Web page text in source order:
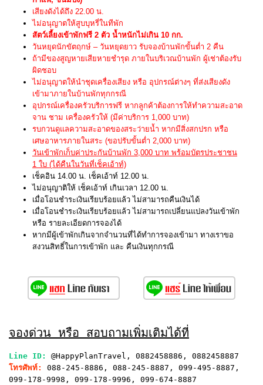
เสียงดังได้ถึง 22.00 น.
ไม่อนุญาตให้สูบบุหรี่ในทีพัก
สัตว์เลี้ยงเข้าพักฟรี 2 ตัว น้ำหนักไม่เกิน 10 กก.
วันหยุดนักขัตฤกษ์ – วันหยุดยาว รับจองบ้านพักขั้นต่ำ 2 คืน
ถ้ามีของสูญหายเสียหายชำรุด ภายในบริเวณบ้านพัก ผู้เช่าต้องรับ
ผิดชอบ
ไม่อนุญาตให้นำชุดเครื่องเสียง หรือ อุปกรณ์ต่างๆ ที่ส่งเสียงดัง
เข้ามาภายในบ้านพักทุกกรณี
อุปกรณ์เครื่องครัวบริการฟรี หากลูกค้าต้องการให้ทำความสะอาด
จาน ชาม เครื่องครัวให้ (มีค่าบริการ 1,000 บาท)
รบกวนดูแลความสะอาดของสระว่ายน้ำ หากมีสิ่งสกปรก หรือ
เศษอาหารภายในสระ (ขอปรับขั้นต่ำ 2,000 บาท)
วันเข้าพักเก็บค่าประกันบ้านพัก 3,000 บาท พร้อมบัตรประชาชน
1 ใบ (ได้คืนในวันที่เช็คเอ้าท์)
เช็คอิน 14.00 น. เช็คเอ้าท์ 12.00 น.
ไม่อนุญาติให้ เช็คเอ้าท์ เกินเวลา 12.00 น.
เมื่อโอนชำระเงินเรียบร้อยแล้ว ไม่สามารถคืนเงินได้
เมื่อโอนชำระเงินเรียบร้อยแล้ว ไม่สามารถเปลี่ยนแปลงวันเข้าพัก
หรือ รายละเอียดการจองได้
หากมีผู้เข้าพักเกินจากจำนวนที่ได้ทำการจองเข้ามา ทางเราขอ
สงวนสิทธิ์ในการเข้าพัก และ คืนเงินทุกกรณี
จองด่วน หรือ สอบถามเพิ่มเติมได้ที่
Line ID:
@HappyPlanTravel, 0882458886, 0882458887
โทรศัพท์:
088-245-8886, 088-245-8887, 099-495-8887,
099-178-9998, 099-178-9996, 099-674-8887